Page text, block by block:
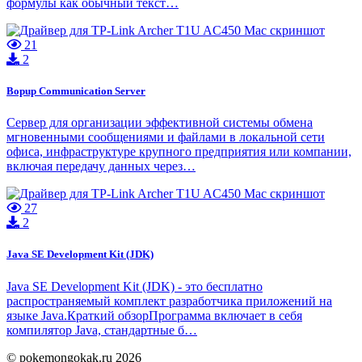
формулы как обычный текст…
21
2
Bopup Communication Server
Сервер для организации эффективной системы обмена
мгновенными сообщениями и файлами в локальной сети
офиса, инфраструктуре крупного предприятия или компании,
включая передачу данных через…
27
2
Java SE Development Kit (JDK)
Java SE Development Kit (JDK) - это бесплатно
распространяемый комплект разработчика приложений на
языке Java.Краткий обзорПрограмма включает в себя
компилятор Java, стандартные б…
© pokemongokak.ru 2026